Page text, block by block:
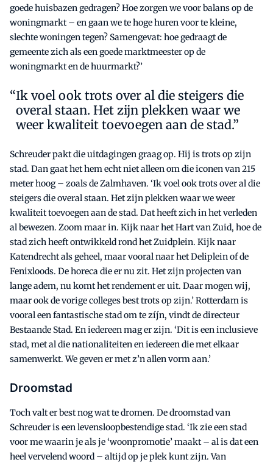
goede huisbazen gedragen? Hoe zorgen we voor balans op de
woningmarkt – en gaan we te hoge huren voor te kleine,
slechte woningen tegen? Samengevat: hoe gedraagt de
gemeente zich als een goede marktmeester op de
woningmarkt en de huurmarkt?’
Ik voel ook trots over al die steigers die
overal staan. Het zijn plekken waar we
weer kwaliteit toevoegen aan de stad.”
Schreuder pakt die uitdagingen graag op. Hij is trots op zijn
stad. Dan gaat het hem echt niet alleen om die iconen van 215
meter hoog – zoals de Zalmhaven. ‘Ik voel ook trots over al die
steigers die overal staan. Het zijn plekken waar we weer
kwaliteit toevoegen aan de stad. Dat heeft zich in het verleden
al bewezen. Zoom maar in. Kijk naar het Hart van Zuid, hoe de
stad zich heeft ontwikkeld rond het Zuidplein. Kijk naar
Katendrecht als geheel, maar vooral naar het Deliplein of de
Fenixloods. De horeca die er nu zit. Het zijn projecten van
lange adem, nu komt het rendement er uit. Daar mogen wij,
maar ook de vorige colleges best trots op zijn.’ Rotterdam is
vooral een fantastische stad om te zíjn, vindt de directeur
Bestaande Stad. En iedereen mag er zijn. ‘Dit is een inclusieve
stad, met al die nationaliteiten en iedereen die met elkaar
samenwerkt. We geven er met z’n allen vorm aan.’
Droomstad
Toch valt er best nog wat te dromen. De droomstad van
Schreuder is een levensloopbestendige stad. ‘Ik zie een stad
voor me waarin je als je ‘woonpromotie’ maakt – al is dat een
heel vervelend woord – altijd op je plek kunt zijn. Van